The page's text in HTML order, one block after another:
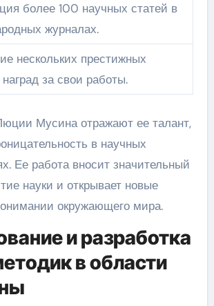
более 100 научных статей в
журналах.
нескольких престижных
за свои работы.
Мусина отражают ее талант,
в научных
Ее работа вносит значительный
науки и открывает новые
окружающего мира.
и разработка
в области